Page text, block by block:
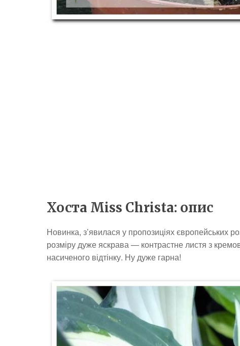
Хоста Miss Christa: опис
Новинка, з’явилася у пропозиціях європейських
розміру дуже яскрава — контрастне листя з
насиченого відтінку. Ну дуже гарна!